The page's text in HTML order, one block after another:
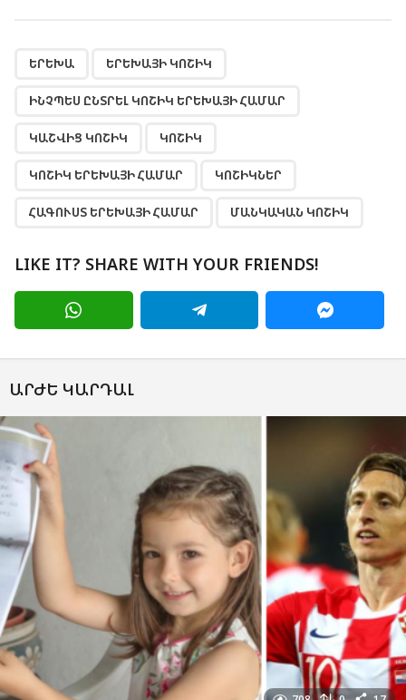
ԵՐԵԽԱ ԵՐԵԽԱՅԻ ԿՈՇԻԿ
ԻՆՉՊԵՍ ԸՆՏՐԵԼ ԿՈՇԻԿ ԵՐԵԽԱՅԻ ՀԱՄԱՐ
ԿԱՇՎԻՑ ԿՈՇԻԿ ԿՈՇԻԿ
ԿՈՇԻԿ ԵՐԵԽԱՅԻ ՀԱՄԱՐ ԿՈՇԻԿՆԵՐ
ՀԱԳՈՒՍՏ ԵՐԵԽԱՅԻ ՀԱՄԱՐ ՄԱՆԿԱԿԱՆ ԿՈՇԻԿ
LIKE IT? SHARE WITH YOUR FRIENDS!
ԱՐԺԵ ԿԱՐԴԱԼ